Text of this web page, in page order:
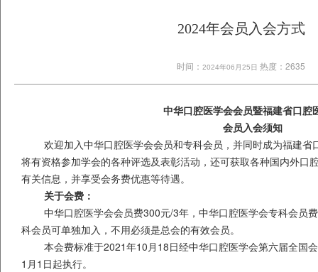
2024年会员入会方式
时间：2024年06月25日 热度：2635
中华口腔医学会会员暨福建省口腔
会员入会须知
欢迎加入中华口腔医学会会员和专科会员，并同时成为福建
将有资格参加学会的各种评选及表彰活动，还可获取各种国内外口
有关信息，并享受会务费优惠等待遇。
关于会费：
中华口腔医学会会员费300元/3年，中华口腔医学会专科会员费
科会员可单独加入，不用必须是总会的有效会员。
本会费标准于2021年10 月 18日经中华口腔医学会第六届全国
1 月 1 日起执行。